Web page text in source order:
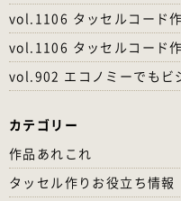
vol.1106 タッセルコード
vol.1106 タッセルコード
vol.902 エコノミーでもビ
カテゴリー
作品あれこれ
タッセル作りお役立ち情報